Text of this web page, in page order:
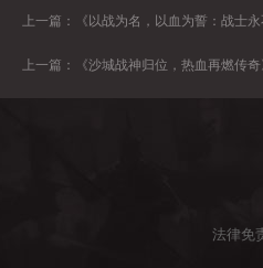
上一篇： 《以战为名，以血为誓：战士永
上一篇： 《沙城战神归位，热血再燃传奇
法律免